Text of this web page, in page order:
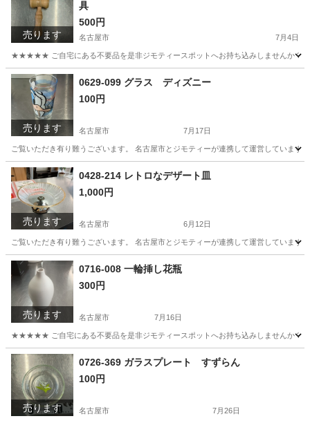
売ります
具
500円
名古屋市 7月4日
★★★★★ ご自宅にある不要品を是非ジモティースポットへお持ち込みしませんか？
愛知 名古屋市
売ります
0629-099 グラス ディズニー
100円
名古屋市 7月17日
ご覧いただき有り難うございます。 名古屋市とジモティーが連携して運営してい
愛知 名古屋市 リユース
売ります
0428-214 レトロなデザート皿
1,000円
名古屋市 6月12日
ご覧いただき有り難うございます。 名古屋市とジモティーが連携して運営してい
愛知 名古屋市 リユース
売ります
0716-008 一輪挿し花瓶
300円
名古屋市 7月16日
★★★★★ ご自宅にある不要品を是非ジモティースポットへお持ち込みしませんか？
愛知 名古屋市 インテリア雑貨/小物 一輪挿し
売ります
0726-369 ガラスプレート すずらん
100円
名古屋市 7月26日